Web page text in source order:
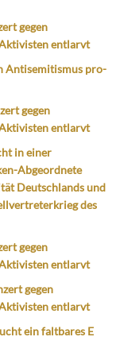
gegen
entlarvt
Antisemitismus pro-
gegen
entlarvt
in einer
Abgeordnete
Deutschlands und
des
gegen
entlarvt
gegen
entlarvt
ein faltbares E